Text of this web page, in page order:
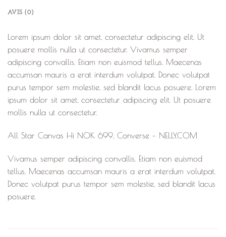
AVIS (0)
Lorem ipsum dolor sit amet, consectetur adipiscing elit. Ut
posuere mollis nulla ut consectetur. Vivamus semper
adipiscing convallis. Etiam non euismod tellus. Maecenas
accumsan mauris a erat interdum volutpat. Donec volutpat
purus tempor sem molestie, sed blandit lacus posuere. Lorem
ipsum dolor sit amet, consectetur adipiscing elit. Ut posuere
mollis nulla ut consectetur.
All Star Canvas Hi NOK 699, Converse – NELLY.COM
Vivamus semper adipiscing convallis. Etiam non euismod
tellus. Maecenas accumsan mauris a erat interdum volutpat.
Donec volutpat purus tempor sem molestie, sed blandit lacus
posuere.